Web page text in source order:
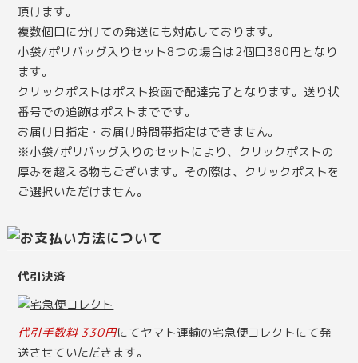
頂けます。
複数個口に分けての発送にも対応しております。
小袋/ポリバッグ入りセット8つの場合は2個口380円となり
ます。
クリックポストはポスト投函で配達完了となります。送り状
番号での追跡はポストまでです。
お届け日指定・お届け時間帯指定はできません。
※小袋/ポリバッグ入りのセットにより、クリックポストの
厚みを超える物もございます。その際は、クリックポストを
ご選択いただけません。
代引決済
代引手数料 330円にてヤマト運輸の宅急便コレクトにて発
送させていただきます。